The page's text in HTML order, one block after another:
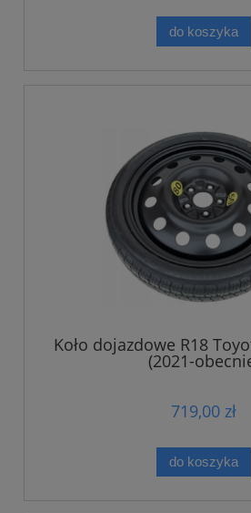
do koszyka
Koło dojazdowe R18
(2021-
719,00 zł
do koszyka